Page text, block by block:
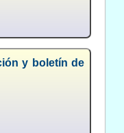
y boletín de